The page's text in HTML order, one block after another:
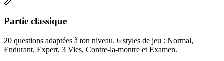
📏
Partie classique
20 questions adaptées à ton niveau. 6 styles de jeu : Normal,
Endurant, Expert, 3 Vies, Contre-la-montre et Examen.